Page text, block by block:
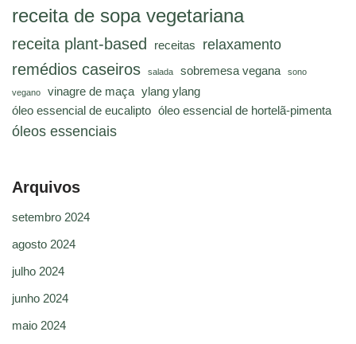
receita de sopa vegetariana
receita plant-based receitas relaxamento
remédios caseiros salada sobremesa vegana sono
vegano vinagre de maça ylang ylang
óleo essencial de eucalipto óleo essencial de hortelã-pimenta
óleos essenciais
Arquivos
setembro 2024
agosto 2024
julho 2024
junho 2024
maio 2024